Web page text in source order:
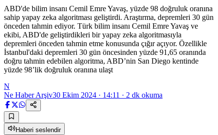
ABD'de bilim insanı Cemil Emre Yavaş, yüzde 98 doğruluk oranına
sahip yapay zeka algoritması geliştirdi. Araştırma, depremleri 30 gün
önceden tahmin ediyor. Türk bilim insanı Cemil Emre Yavaş ve
ekibi, ABD'de geliştirdikleri bir yapay zeka algoritmasıyla
depremleri önceden tahmin etme konusunda çığır açıyor. Özellikle
İstanbul'daki depremleri 30 gün öncesinden yüzde 91,65 oranında
doğru tahmin edebilen algoritma, ABD’nin San Diego kentinde
yüzde 98’lik doğruluk oranına ulaşt
N
Ne Haber Arşiv30 Ekim 2024 · 14:11 · 2 dk okuma
Haberi seslendir